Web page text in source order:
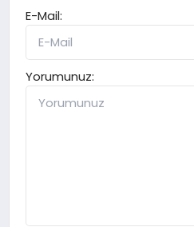
E-Mail:
Yorumunuz: